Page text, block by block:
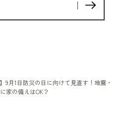
】9月1日防災の日に向けて見直す！地震・
家の備えはOK？